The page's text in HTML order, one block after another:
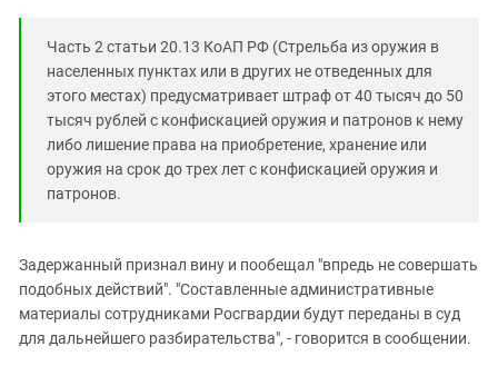
Часть 2 статьи 20.13 КоАП РФ (Стрельба из оружия в
населенных пунктах или в других не отведенных для
этого местах) предусматривает штраф от 40 тысяч до 50
тысяч рублей с конфискацией оружия и патронов к нему
либо лишение права на приобретение, хранение или
оружия на срок до трех лет с конфискацией оружия и
патронов.
Задержанный признал вину и пообещал "впредь не совершать
подобных действий". "Составленные административные
материалы сотрудниками Росгвардии будут переданы в суд
для дальнейшего разбирательства", - говорится в сообщении.